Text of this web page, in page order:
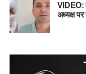
VIDEO:
अध्यक्ष